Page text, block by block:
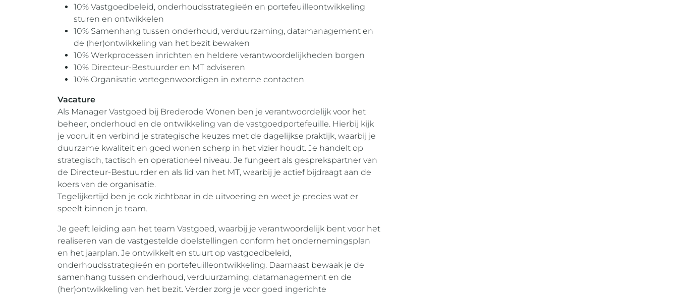
10% Vastgoedbeleid, onderhoudsstrategieën en portefeuilleontwikkeling
sturen en ontwikkelen
10% Samenhang tussen onderhoud, verduurzaming, datamanagement en
de (her)ontwikkeling van het bezit bewaken
10% Werkprocessen inrichten en heldere verantwoordelijkheden borgen
10% Directeur-Bestuurder en MT adviseren
10% Organisatie vertegenwoordigen in externe contacten
Vacature
Als Manager Vastgoed bij Brederode Wonen ben je verantwoordelijk voor het
beheer, onderhoud en de ontwikkeling van de vastgoedportefeuille. Hierbij kijk
je vooruit en verbind je strategische keuzes met de dagelijkse praktijk, waarbij je
duurzame kwaliteit en goed wonen scherp in het vizier houdt. Je handelt op
strategisch, tactisch en operationeel niveau. Je fungeert als gesprekspartner van
de Directeur-Bestuurder en als lid van het MT, waarbij je actief bijdraagt aan de
koers van de organisatie.
Tegelijkertijd ben je ook zichtbaar in de uitvoering en weet je precies wat er
speelt binnen je team.
Je geeft leiding aan het team Vastgoed, waarbij je verantwoordelijk bent voor het
realiseren van de vastgestelde doelstellingen conform het ondernemingsplan
en het jaarplan. Je ontwikkelt en stuurt op vastgoedbeleid,
onderhoudsstrategieën en portefeuilleontwikkeling. Daarnaast bewaak je de
samenhang tussen onderhoud, verduurzaming, datamanagement en de
(her)ontwikkeling van het bezit. Verder zorg je voor goed ingerichte